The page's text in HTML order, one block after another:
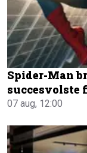
Spider-Man
succesvolste
07 aug, 12:00